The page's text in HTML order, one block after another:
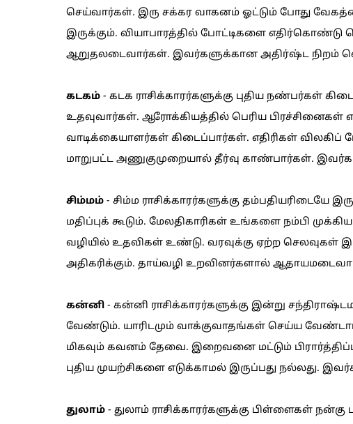
செய்வார்கள். இரு சக்கர வாகனம் ஓட்டும் போது
இருக்கும். வியாபாரத்தில் போட்டிகளை
ஆறுதலடைவார்கள். இவர்களுக்கான அதிர்ஷ்ட நிறம்
கடகம் - கடக ராசிக்காரர்களுக்கு புதிய நண்பர்கள்
உதவுவார்கள். ஆரோக்கியத்தில் பெரிய பிரச்சினைகள்
வாடிக்கையாளர்கள் கிடைப்பார்கள். எதிரிகள்
மாறுபட்ட அணுகுமுறையால் தீர்வு காண்பார்கள்.
சிம்மம் - சிம்ம ராசிக்காரர்களுக்கு தம்பதியரிடையே
மதிப்புக் கூடும். மேலதிகாரிகள் உங்களை நம்பி
வழியில் உதவிகள் உண்டு. வரவுக்கு ஏற்ற செலவுகள்
அதிகரிக்கும். தாய்வழி உறவினர்களால்
கன்னி - கன்னி ராசிக்காரர்களுக்கு இன்று
வேண்டும். யாரிடமும் வாக்குவாதங்கள் செய்ய
மிகவும் கவனம் தேவை. இறைவனை மட்டும்
புதிய முயற்சிகளை எடுக்காமல் இருப்பது நல்லது.
துலாம் - துலாம் ராசிக்காரர்களுக்கு பிள்ளைகள் நன்கு